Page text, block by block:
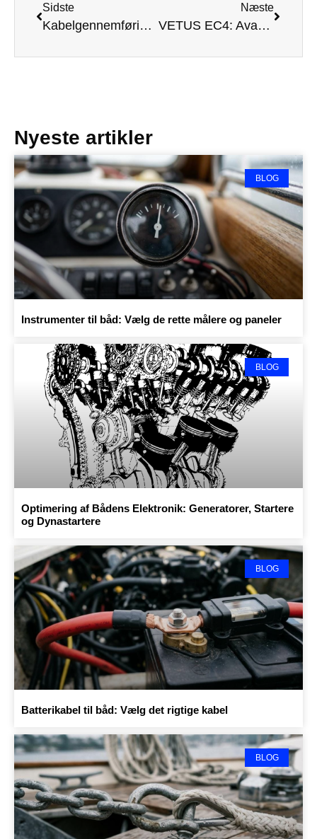
Sidste
Kabelgennemføringer og vandtætte stik til båd
Næste
VETUS EC4: Avanceret Elektrisk Motor Kontrol
Nyeste artikler
BLOG
Instrumenter til båd: Vælg de rette målere og paneler
BLOG
Optimering af Bådens Elektronik: Generatorer, Startere
og Dynastartere
BLOG
Batterikabel til båd: Vælg det rigtige kabel
BLOG